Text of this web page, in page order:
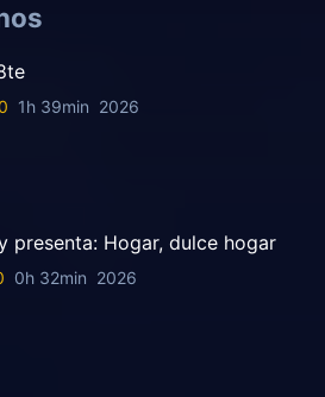
1h 39min 2026
presenta: Hogar, dulce hogar
0h 32min 2026